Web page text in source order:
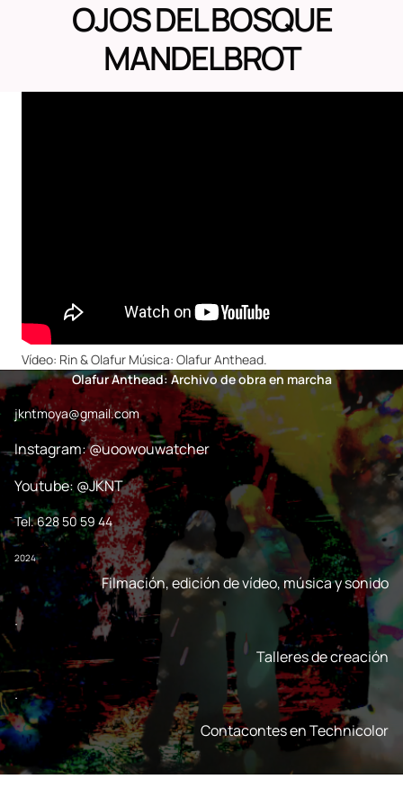
OJOS DEL BOSQUE
MANDELBROT
Vídeo: Rin & Olafur Música: Olafur Anthead.
Olafur Anthead: Archivo de obra en marcha
jkntmoya@gmail.com
Instagram: @uoowouwatcher
Youtube: @JKNT
Tel. 628 50 59 44
2024
Filmación, edición de vídeo, música y sonido
.
Talleres de creación
.
Contacontes en Technicolor